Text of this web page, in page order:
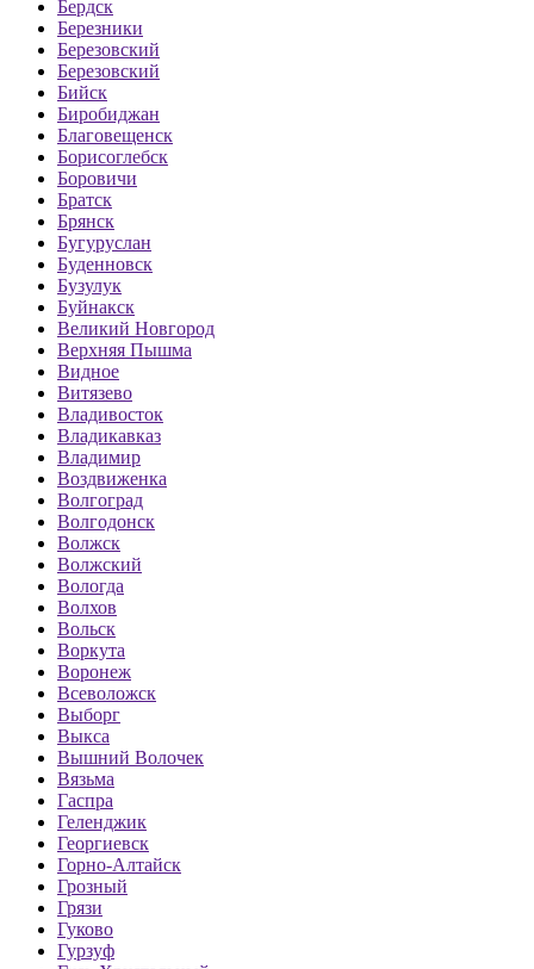
Бердск
Березники
Березовский
Березовский
Бийск
Биробиджан
Благовещенск
Борисоглебск
Боровичи
Братск
Брянск
Бугуруслан
Буденновск
Бузулук
Буйнакск
Великий Новгород
Верхняя Пышма
Видное
Витязево
Владивосток
Владикавказ
Владимир
Воздвиженка
Волгоград
Волгодонск
Волжск
Волжский
Вологда
Волхов
Вольск
Воркута
Воронеж
Всеволожск
Выборг
Выкса
Вышний Волочек
Вязьма
Гаспра
Геленджик
Георгиевск
Горно-Алтайск
Грозный
Грязи
Гуково
Гурзуф